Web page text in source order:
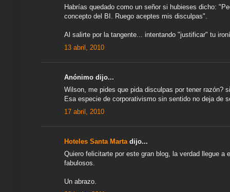
Habrías quedado como un señor si hubieses dicho:
concepto del BI. Ruego aceptes mis disculpas".
Al salirte por la tangente... intentando "justificar" tu
13 abril, 2010
Anónimo dijo...
Wilson, me pides que pida disculpas por tener razón?
Esa especie de corporativismo sin sentido no deja de
17 abril, 2010
Hoteles Santa Marta dijo...
Quiero felicitarte por este gran blog, la verdad llegue
fabulosos.
Un abrazo.